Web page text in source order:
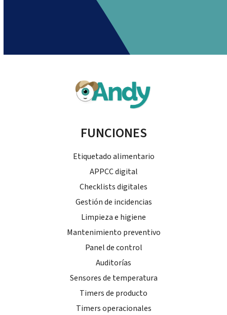
FUNCIONES
Etiquetado alimentario
APPCC digital
Checklists digitales
Gestión de incidencias
Limpieza e higiene
Mantenimiento preventivo
Panel de control
Auditorías
Sensores de temperatura
Timers de producto
Timers operacionales